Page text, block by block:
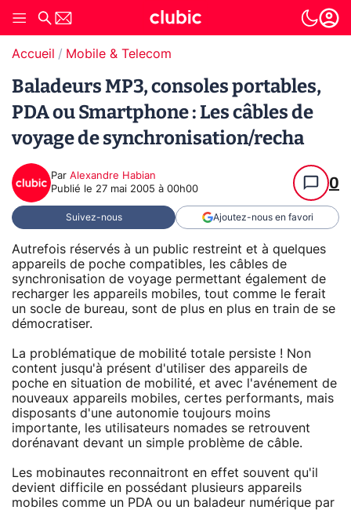
Accueil Mobile & Telecom
Baladeurs MP3, consoles portables,
PDA ou Smartphone : Les câbles de
voyage de synchronisation/recha
Par Alexandre Habian
Publié le 27 mai 2005 à 00h00 0
Suivez-nous Ajoutez-nous en favori
Autrefois réservés à un public restreint et à quelques
appareils de poche compatibles, les câbles de
synchronisation de voyage permettant également de
recharger les appareils mobiles, tout comme le ferait
un socle de bureau, sont de plus en plus en train de se
démocratiser.
La problématique de mobilité totale persiste ! Non
content jusqu'à présent d'utiliser des appareils de
poche en situation de mobilité, et avec l'avénement de
nouveaux appareils mobiles, certes performants, mais
disposants d'une autonomie toujours moins
importante, les utilisateurs nomades se retrouvent
dorénavant devant un simple problème de câble.
Les mobinautes reconnaitront en effet souvent qu'il
devient difficile en possédant plusieurs appareils
mobiles comme un PDA ou un baladeur numérique par